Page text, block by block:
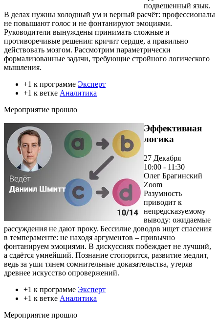
подвешенный язык.
В делах нужны холодный ум и верный расчёт: профессионалы
не повышают голос и не фонтанируют эмоциями.
Руководители вынуждены принимать сложные и
противоречивые решения: кричит сердце, а правильно
действовать мозгом. Рассмотрим параметрически
формализованные задачи, требующие стройного логического
мышления.
+1 к программе Эксперт
+1 к ветке Аналитика
Мероприятие прошло
Эффективная
логика
27 Декабря
10:00 - 11:30
Олег Брагинский
Zoom
Разумность
приводит к
непредсказуемому
выводу: ожидаемые
рассуждения не дают проку. Бессилие доводов ищет спасения
в темпераменте: не находя аргументов – привычно
фонтанируем эмоциями. В дискуссиях побеждает не лучший,
а сдаётся умнейший. Познание стопорится, развитие медлит,
ведь за уши тянем сомнительные доказательства, утеряв
древнее искусство опровержений.
+1 к программе Эксперт
+1 к ветке Аналитика
Мероприятие прошло